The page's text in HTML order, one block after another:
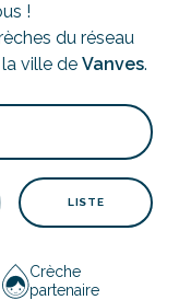
!
du réseau
ville de Vanves.
LISTE
Crèche
partenaire